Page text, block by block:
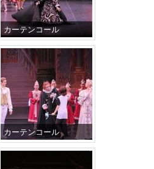
カーテンコール
カーテンコール